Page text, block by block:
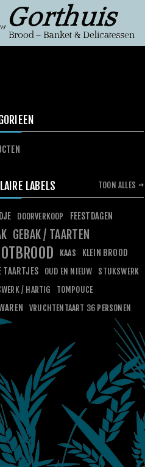
LABELS
DOORVERKOOP FEESTDAGEN
GEBAK / TAARTEN
KAAS
KLEIN BROOD
TAARTJES
OUD EN NIEUW
STUKSWERK
/ HARTIG
TOMPOUCE
VRUCHTENTAART 36 PERSONEN
TOON ALLES